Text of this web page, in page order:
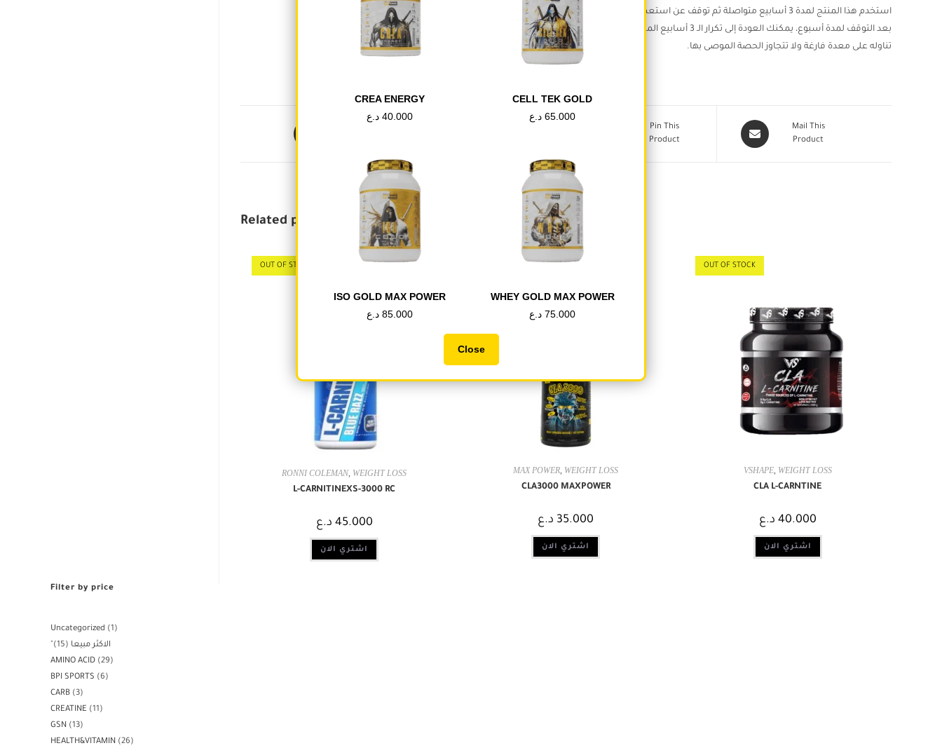
استخدم هذا المنتج لمدة 3 أسابيع متواصلة ثم توقف عن استعماله لمدة أسبوع.
بعد التوقف لمدة أسبوع، يمكنك العودة إلى تكرار الـ 3 أسابيع المتتالية ثم مرة أخرى مع التوقف لمدة أسبوع حتى تحصل على أفضل النتائج.
تناوله على معدة فارغة ولا تتجاوز الحصة الموصى بها.
Pin This
Product
Mail This
Product
Related products
OUT OF STOCK
RONNI COLEMAN WEIGHT LOSS
L-CARNITINEXS-3000 RC
45.000 د.ع
اشتري الان
MAX POWER, WEIGHT LOSS
CLA3000 MAXPOWER
35.000 د.ع
اشتري الان
OUT OF STOCK
VSHAPE, WEIGHT LOSS
CLA L-CARNTINE
40.000 د.ع
اشتري الان
Filter by price
Uncategorized
1
"الاكثر مبيعا
15
AMINO ACID
29
BPI SPORTS
6
CARB
3
CREATINE
11
GSN
13
HEALTH&VITAMIN
26
CREA ENERGY
40.000 د.ع
CELL TEK GOLD
65.000 د.ع
ISO GOLD MAX POWER
85.000 د.ع
WHEY GOLD MAX POWER
75.000 د.ع
Close